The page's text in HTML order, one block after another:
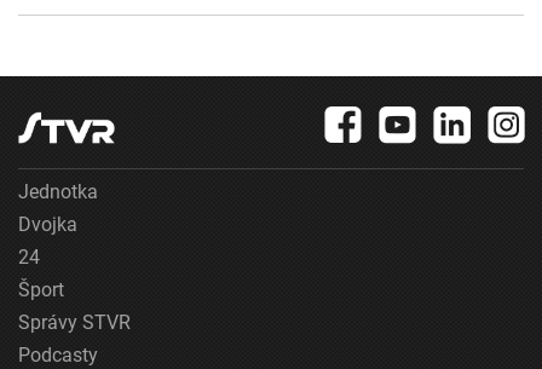
Jednotka
Dvojka
24
Šport
Správy STVR
Podcasty